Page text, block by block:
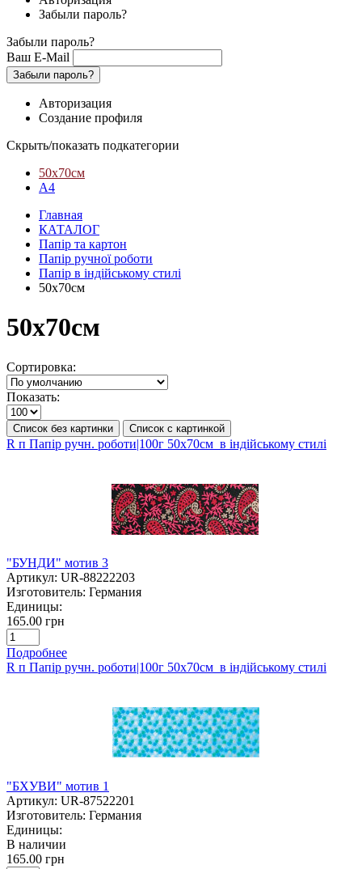
Забыли пароль?
Забыли пароль?
Ваш E-Mail
Забыли пароль?
Авторизация
Создание профиля
Скрыть/показать подкатегории
50х70см
А4
Главная
КАТАЛОГ
Папір та картон
Папір ручної роботи
Папір в індійському стилі
50х70см
50х70см
Сортировка:
Показать:
Список без картинки Список с картинкой
R п Папір ручн. роботи|100г 50х70см в індійському стилі
"БУНДИ" мотив 3
Артикул: UR-88222203
Изготовитель: Германия
Единицы:
165.00 грн
Подробнее
R п Папір ручн. роботи|100г 50х70см в індійському стилі
"БХУВИ" мотив 1
Артикул: UR-87522201
Изготовитель: Германия
Единицы:
В наличии
165.00 грн